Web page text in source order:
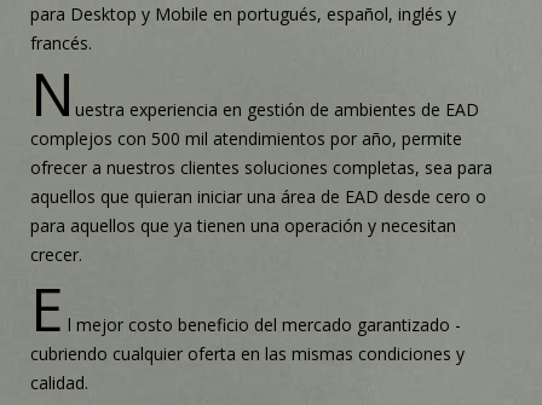
para Desktop y Mobile en portugués, español, inglés y
francés.
N uestra experiencia en gestión de ambientes de EAD
complejos con 500 mil atendimientos por año, permite
ofrecer a nuestros clientes soluciones completas, sea para
aquellos que quieran iniciar una área de EAD desde cero o
para aquellos que ya tienen una operación y necesitan
crecer.
E l mejor costo beneficio del mercado garantizado -
cubriendo cualquier oferta en las mismas condiciones y
calidad.